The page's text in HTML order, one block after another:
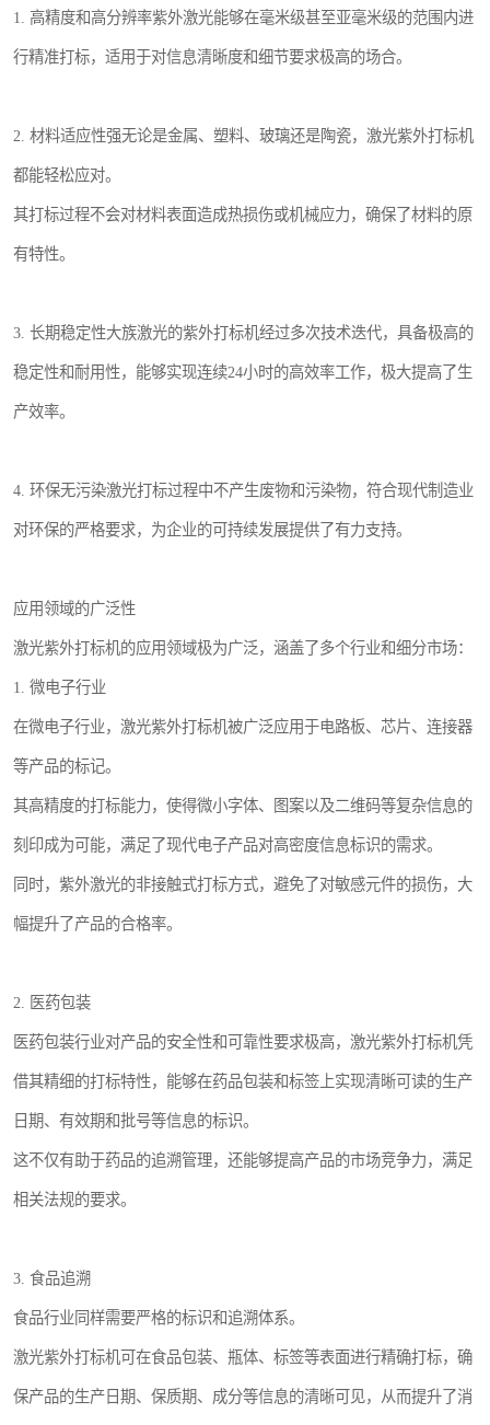
1. 高精度和高分辨率紫外激光能够在毫米级甚至亚毫米级的范围内进
行精准打标，适用于对信息清晰度和细节要求极高的场合。
2. 材料适应性强无论是金属、塑料、玻璃还是陶瓷，激光紫外打标机
都能轻松应对。
其打标过程不会对材料表面造成热损伤或机械应力，确保了材料的原
有特性。
3. 长期稳定性大族激光的紫外打标机经过多次技术迭代，具备极高的
稳定性和耐用性，能够实现连续24小时的高效率工作，极大提高了生
产效率。
4. 环保无污染激光打标过程中不产生废物和污染物，符合现代制造业
对环保的严格要求，为企业的可持续发展提供了有力支持。
应用领域的广泛性
激光紫外打标机的应用领域极为广泛，涵盖了多个行业和细分市场：
1. 微电子行业
在微电子行业，激光紫外打标机被广泛应用于电路板、芯片、连接器
等产品的标记。
其高精度的打标能力，使得微小字体、图案以及二维码等复杂信息的
刻印成为可能，满足了现代电子产品对高密度信息标识的需求。
同时，紫外激光的非接触式打标方式，避免了对敏感元件的损伤，大
幅提升了产品的合格率。
2. 医药包装
医药包装行业对产品的安全性和可靠性要求极高，激光紫外打标机凭
借其精细的打标特性，能够在药品包装和标签上实现清晰可读的生产
日期、有效期和批号等信息的标识。
这不仅有助于药品的追溯管理，还能够提高产品的市场竞争力，满足
相关法规的要求。
3. 食品追溯
食品行业同样需要严格的标识和追溯体系。
激光紫外打标机可在食品包装、瓶体、标签等表面进行精确打标，确
保产品的生产日期、保质期、成分等信息的清晰可见，从而提升了消